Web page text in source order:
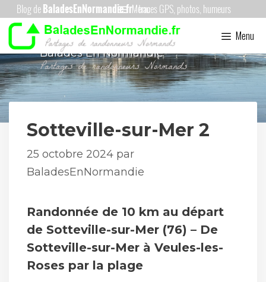
Aller
au
contenu
Menu
Menu
Balades En Normandie
Sotteville-sur-Mer 2
25 octobre 2024 par
BaladesEnNormandie
Randonnée de 10 km au départ
de Sotteville-sur-Mer (76) – De
Sotteville-sur-Mer à Veules-les-
Roses par la plage